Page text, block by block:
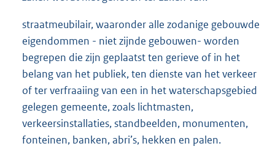
straatmeubilair, waaronder alle zodanige gebouwde
eigendommen - niet zijnde gebouwen- worden
begrepen die zijn geplaatst ten gerieve of in het
belang van het publiek, ten dienste van het verkeer
of ter verfraaiing van een in het waterschapsgebied
gelegen gemeente, zoals lichtmasten,
verkeersinstallaties, standbeelden, monumenten,
fonteinen, banken, abri’s, hekken en palen.